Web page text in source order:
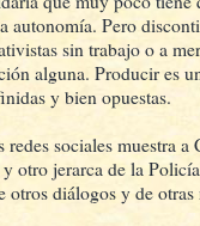
autonomía. Pero
sin trabajo o a
alguna. Producir es
y bien opuestas.
sociales muestra
y otro jerarca de la
otros diálogos y de otras